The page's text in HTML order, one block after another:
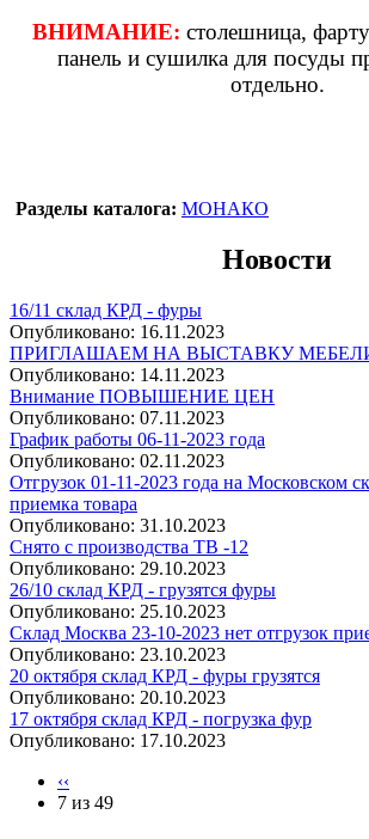
ВНИМАНИЕ: столешница,
панель и сушилка для посуды
отдельно.
Разделы каталога: МОНАКО
Новости
16/11 склад КРД - фуры
Опубликовано: 16.11.2023
ПРИГЛАШАЕМ НА ВЫСТАВКУ
Опубликовано: 14.11.2023
Внимание ПОВЫШЕНИЕ ЦЕН
Опубликовано: 07.11.2023
График работы 06-11-2023 года
Опубликовано: 02.11.2023
Отгрузок 01-11-2023 года на Московском
приемка товара
Опубликовано: 31.10.2023
Снято с производства ТВ -12
Опубликовано: 29.10.2023
26/10 склад КРД - грузятся фуры
Опубликовано: 25.10.2023
Склад Москва 23-10-2023 нет отгрузок
Опубликовано: 23.10.2023
20 октября склад КРД - фуры грузятся
Опубликовано: 20.10.2023
17 октября склад КРД - погрузка фур
Опубликовано: 17.10.2023
‹‹
7 из 49